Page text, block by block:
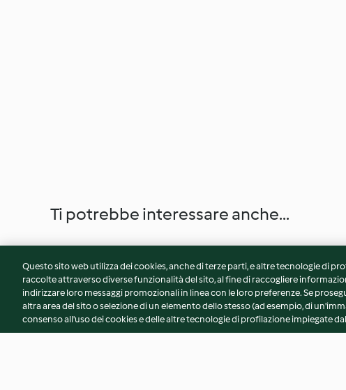
Ti potrebbe interessare anche...
Questo sito web utilizza dei cookies, anche di terze parti, e altre tecnologie di
raccolte attraverso diverse funzionalità del sito, al fine di raccogliere
indirizzare loro messaggi promozionali in linea con le loro preferenze. Se
altra area del sito o selezione di un elemento dello stesso (ad esempio, di
consenso all'uso dei cookies e delle altre tecnologie di profilazione impiegate